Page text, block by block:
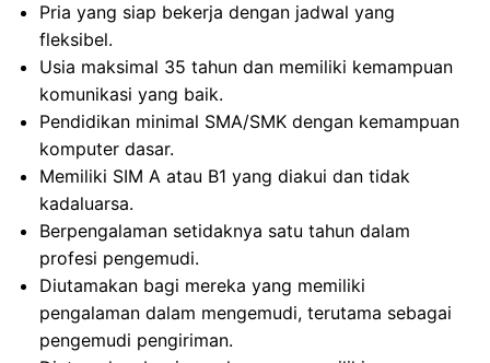
Pria yang siap bekerja dengan jadwal yang
fleksibel.
Usia maksimal 35 tahun dan memiliki kemampuan
komunikasi yang baik.
Pendidikan minimal SMA/SMK dengan kemampuan
komputer dasar.
Memiliki SIM A atau B1 yang diakui dan tidak
kadaluarsa.
Berpengalaman setidaknya satu tahun dalam
profesi pengemudi.
Diutamakan bagi mereka yang memiliki
pengalaman dalam mengemudi, terutama sebagai
pengemudi pengiriman.